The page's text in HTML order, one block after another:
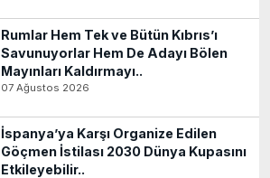
Rumlar Hem Tek ve Bütün Kıbrıs’ı
Savunuyorlar Hem De Adayı Bölen
Mayınları Kaldırmayı..
07 Ağustos 2026
İspanya’ya Karşı Organize Edilen
Göçmen İstilası 2030 Dünya Kupasını
Etkileyebilir..